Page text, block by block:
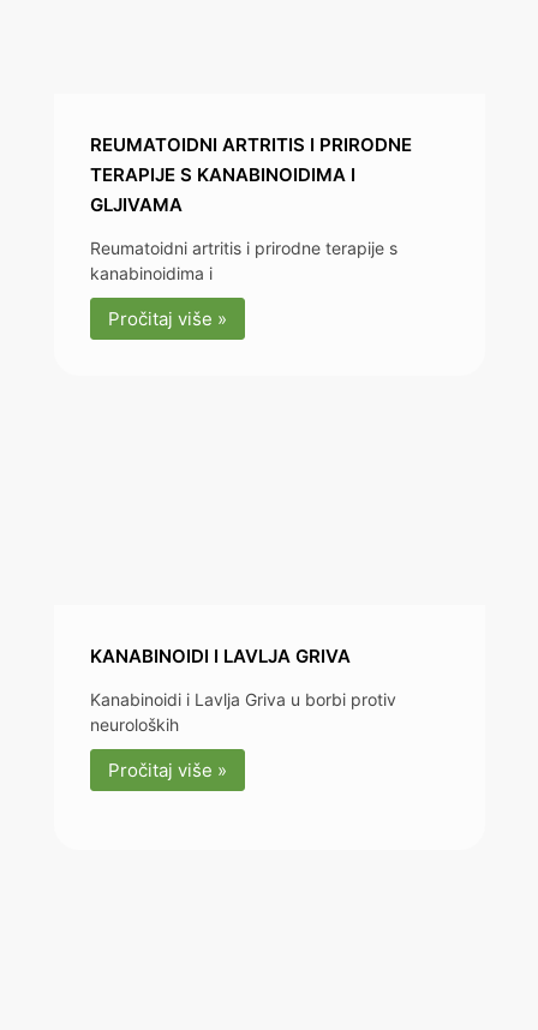
REUMATOIDNI ARTRITIS I PRIRODNE
TERAPIJE S KANABINOIDIMA I
GLJIVAMA
Reumatoidni artritis i prirodne terapije s
kanabinoidima i
Pročitaj više »
KANABINOIDI I LAVLJA GRIVA
Kanabinoidi i Lavlja Griva u borbi protiv
neuroloških
Pročitaj više »